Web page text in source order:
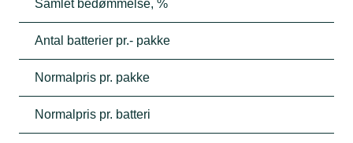
Samlet bedømmelse, %
Antal batterier pr.- pakke
Normalpris pr. pakke
Normalpris pr. batteri